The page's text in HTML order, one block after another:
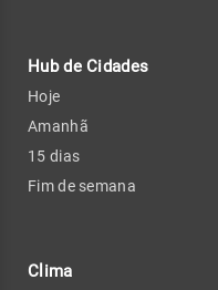
Hub de Cidades
Hoje
Amanhã
15 dias
Fim de semana
Clima